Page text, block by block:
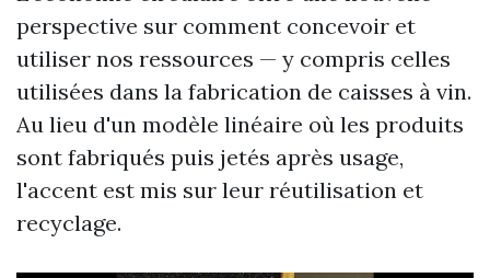
perspective sur comment concevoir et
utiliser nos ressources — y compris celles
utilisées dans la fabrication de caisses à vin.
Au lieu d'un modèle linéaire où les produits
sont fabriqués puis jetés après usage,
l'accent est mis sur leur réutilisation et
recyclage.